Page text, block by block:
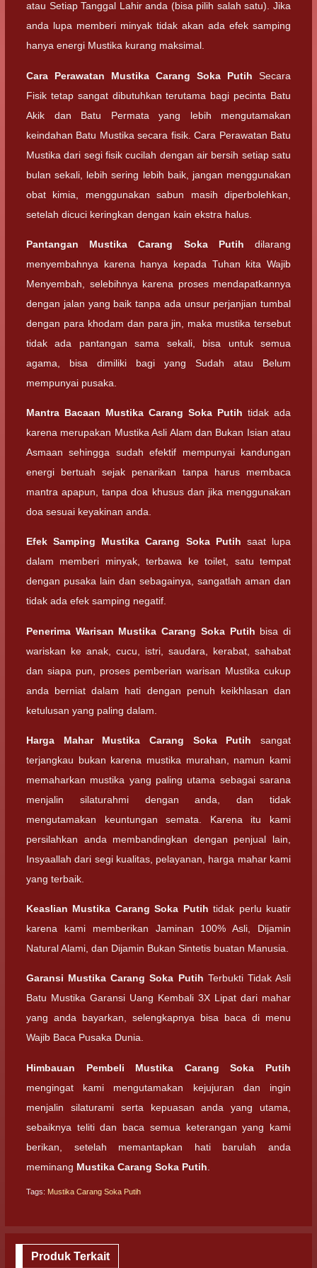
atau Setiap Tanggal Lahir anda (bisa pilih salah satu). Jika
anda lupa memberi minyak tidak akan ada efek samping
hanya energi Mustika kurang maksimal.
Cara Perawatan Mustika Carang Soka Putih Secara
Fisik tetap sangat dibutuhkan terutama bagi pecinta Batu
Akik dan Batu Permata yang lebih mengutamakan
keindahan Batu Mustika secara fisik. Cara Perawatan Batu
Mustika dari segi fisik cucilah dengan air bersih setiap satu
bulan sekali, lebih sering lebih baik, jangan menggunakan
obat kimia, menggunakan sabun masih diperbolehkan,
setelah dicuci keringkan dengan kain ekstra halus.
Pantangan Mustika Carang Soka Putih dilarang
menyembahnya karena hanya kepada Tuhan kita Wajib
Menyembah, selebihnya karena proses mendapatkannya
dengan jalan yang baik tanpa ada unsur perjanjian tumbal
dengan para khodam dan para jin, maka mustika tersebut
tidak ada pantangan sama sekali, bisa untuk semua
agama, bisa dimiliki bagi yang Sudah atau Belum
mempunyai pusaka.
Mantra Bacaan Mustika Carang Soka Putih tidak ada
karena merupakan Mustika Asli Alam dan Bukan Isian atau
Asmaan sehingga sudah efektif mempunyai kandungan
energi bertuah sejak penarikan tanpa harus membaca
mantra apapun, tanpa doa khusus dan jika menggunakan
doa sesuai keyakinan anda.
Efek Samping Mustika Carang Soka Putih saat lupa
dalam memberi minyak, terbawa ke toilet, satu tempat
dengan pusaka lain dan sebagainya, sangatlah aman dan
tidak ada efek samping negatif.
Penerima Warisan Mustika Carang Soka Putih bisa di
wariskan ke anak, cucu, istri, saudara, kerabat, sahabat
dan siapa pun, proses pemberian warisan Mustika cukup
anda berniat dalam hati dengan penuh keikhlasan dan
ketulusan yang paling dalam.
Harga Mahar Mustika Carang Soka Putih sangat
terjangkau bukan karena mustika murahan, namun kami
memaharkan mustika yang paling utama sebagai sarana
menjalin silaturahmi dengan anda, dan tidak
mengutamakan keuntungan semata. Karena itu kami
persilahkan anda membandingkan dengan penjual lain,
Insyaallah dari segi kualitas, pelayanan, harga mahar kami
yang terbaik.
Keaslian Mustika Carang Soka Putih tidak perlu kuatir
karena kami memberikan Jaminan 100% Asli, Dijamin
Natural Alami, dan Dijamin Bukan Sintetis buatan Manusia.
Garansi Mustika Carang Soka Putih Terbukti Tidak Asli
Batu Mustika Garansi Uang Kembali 3X Lipat dari mahar
yang anda bayarkan, selengkapnya bisa baca di menu
Wajib Baca Pusaka Dunia.
Himbauan Pembeli Mustika Carang Soka Putih
mengingat kami mengutamakan kejujuran dan ingin
menjalin silaturami serta kepuasan anda yang utama,
sebaiknya teliti dan baca semua keterangan yang kami
berikan, setelah memantapkan hati barulah anda
meminang Mustika Carang Soka Putih
Tags: Mustika Carang Soka Putih
Produk Terkait